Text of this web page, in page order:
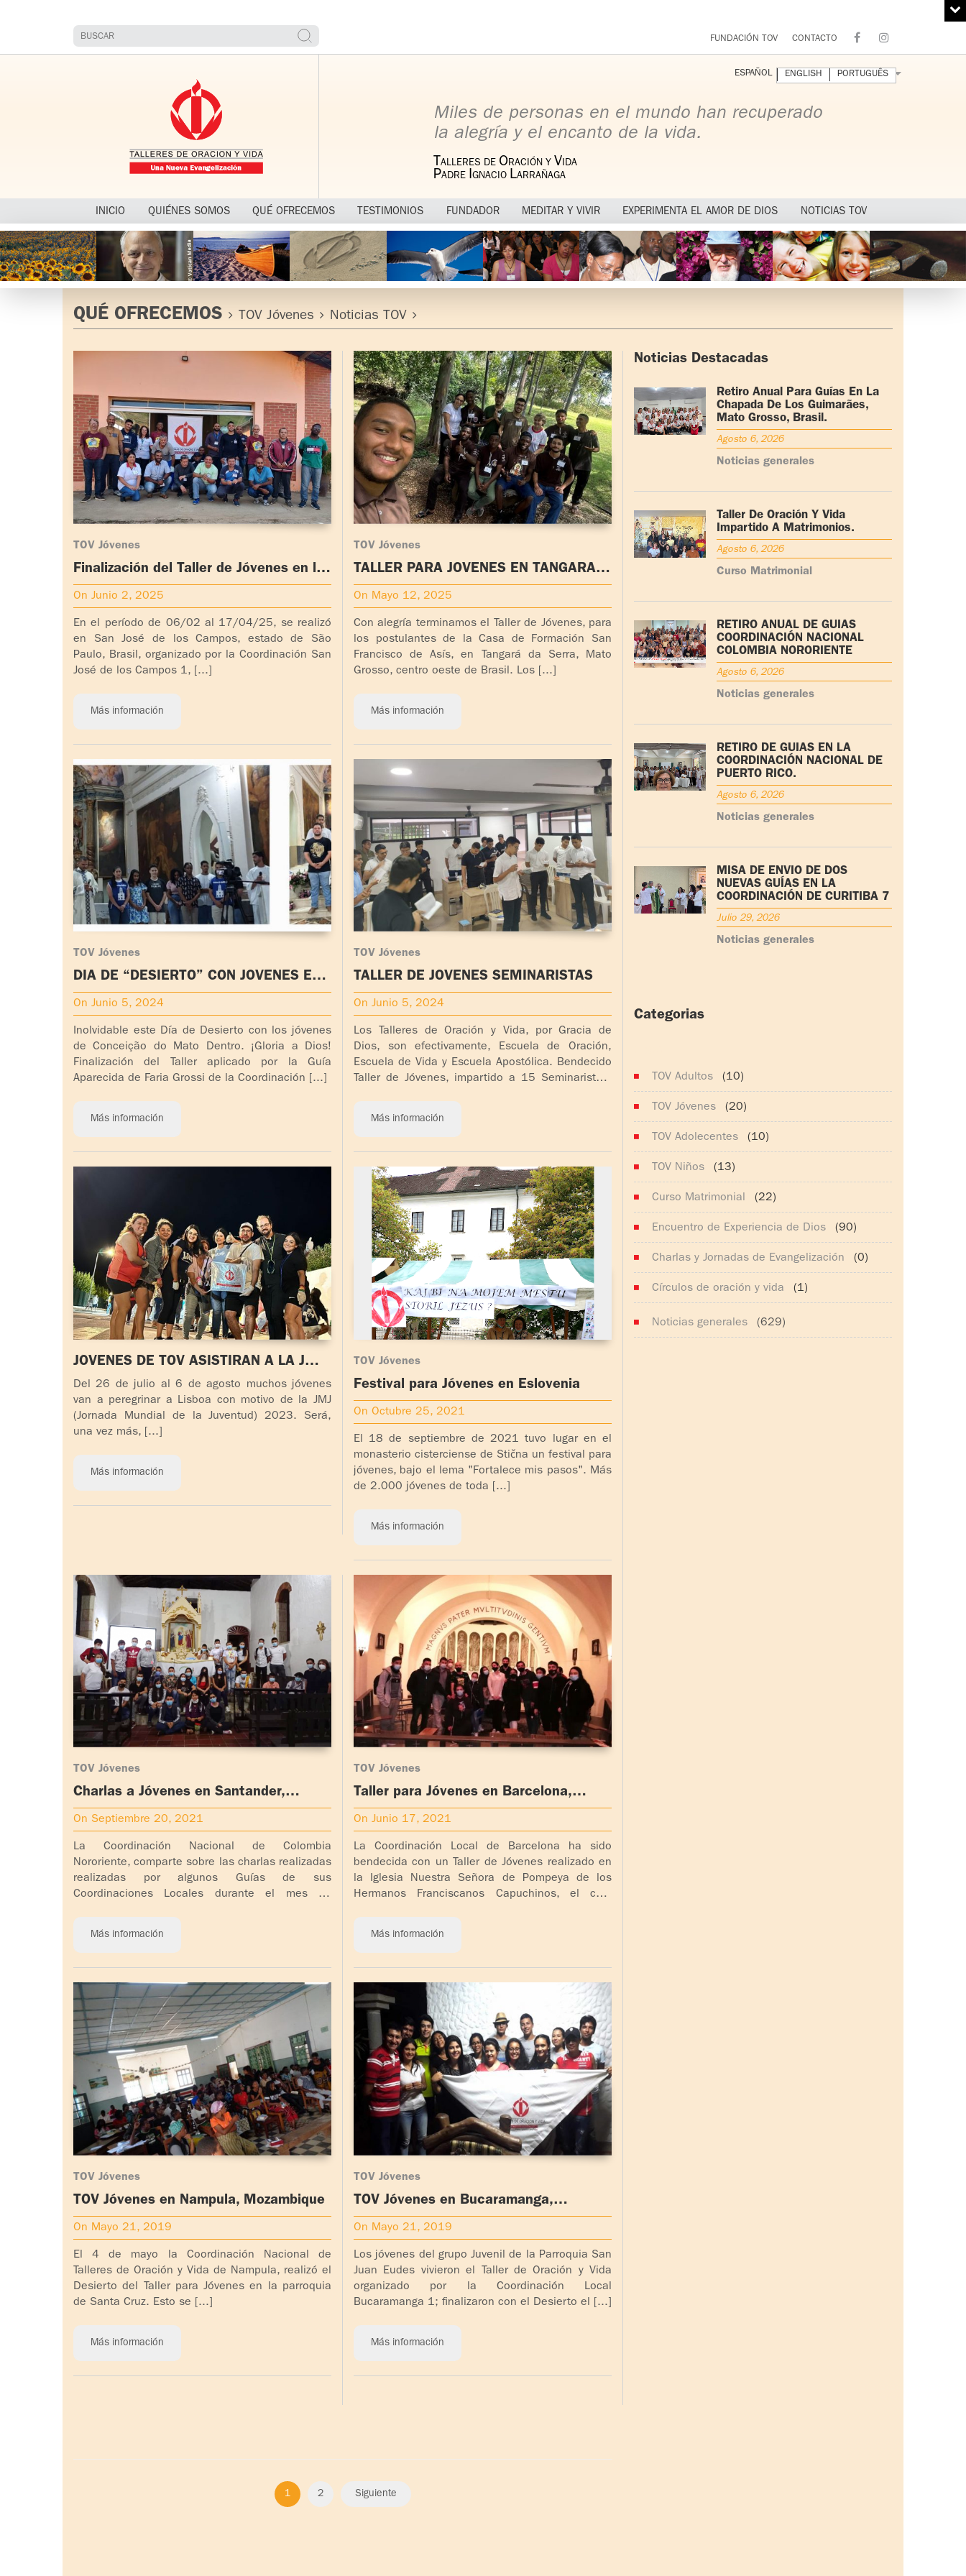
FUNDACIÓN TOV CONTACTO
Miles de personas en el mundo han recuperado
la alegría y el encanto de la vida.
T ALLERES DE ORACIÓN Y V IDA
PADRE IGNACIO LARRAÑAGA
INICIO QUIÉNES SOMOS QUÉ OFRECEMOS TESTIMONIOS FUNDADOR MEDITAR Y VIVIR EXPERIMENTA EL AMOR DE DIOS NOTICIAS TOV
ESPAÑOL ENGLISH PORTUGUÊS
QUÉ OFRECEMOS TOV Jóvenes Noticias TOV
TOV Jóvenes
Finalización del Taller de Jóvenes en la
Comunidad "Alianza de Misericordia".
Brasil.
On Junio 2, 2025
En el período de 06/02 al 17/04/25, se realizó
en San José de los Campos, estado de São
Paulo, Brasil, organizado por la Coordinación San
José de los Campos 1, [...]
Más información
TOV Jóvenes
TALLER PARA JÓVENES EN TANGARÁ
DA SERRA, MATO GROSSO, BRASIL
On Mayo 12, 2025
Con alegría terminamos el Taller de Jóvenes, para
los postulantes de la Casa de Formación San
Francisco de Asís, en Tangará da Serra, Mato
Grosso, centro oeste de Brasil. Los [...]
Más información
TOV Jóvenes
DIA DE “DESIERTO” CON JOVENES EN
BRASIL
On Junio 5, 2024
Inolvidable este Día de Desierto con los jóvenes
de Conceição do Mato Dentro. ¡Gloria a Dios!
Finalización del Taller aplicado por la Guía
Aparecida de Faria Grossi de la Coordinación [...]
Más información
TOV Jóvenes
TALLER DE JÓVENES SEMINARISTAS
On Junio 5, 2024
Los Talleres de Oración y Vida, por Gracia de
Dios, son efectivamente, Escuela de Oración,
Escuela de Vida y Escuela Apostólica. Bendecido
Taller de Jóvenes, impartido a 15 Seminaristas.
Más información
JÓVENES DE TOV ASISTIRÁN A LA JMJ
2023 EN LISBOA (PORTUGAL)
Del 26 de julio al 6 de agosto muchos jóvenes
van a peregrinar a Lisboa con motivo de la JMJ
(Jornada Mundial de la Juventud) 2023. Será,
una vez más, [...]
Más información
TOV Jóvenes
Festival para Jóvenes en Eslovenia
On Octubre 25, 2021
El 18 de septiembre de 2021 tuvo lugar en el
monasterio cisterciense de Stična un festival para
jóvenes, bajo el lema "Fortalece mis pasos". Más
de 2.000 jóvenes de toda [...]
Más información
TOV Jóvenes
Charlas a Jóvenes en Santander,
Colombia
On Septiembre 20, 2021
La Coordinación Nacional de Colombia
Nororiente, comparte sobre las charlas realizadas
realizadas por algunos Guías de sus
Coordinaciones Locales durante el mes de
Más información
TOV Jóvenes
Taller para Jóvenes en Barcelona,
España
On Junio 17, 2021
La Coordinación Local de Barcelona ha sido
bendecida con un Taller de Jóvenes realizado en
la Iglesia Nuestra Señora de Pompeya de los
Hermanos Franciscanos Capuchinos, el cual
Más información
TOV Jóvenes
TOV Jóvenes en Nampula, Mozambique
On Mayo 21, 2019
El 4 de mayo la Coordinación Nacional de
Talleres de Oración y Vida de Nampula, realizó el
Desierto del Taller para Jóvenes en la parroquia
de Santa Cruz. Esto se [...]
Más información
TOV Jóvenes
TOV Jóvenes en Bucaramanga,
Colombia
On Mayo 21, 2019
Los jóvenes del grupo Juvenil de la Parroquia San
Juan Eudes vivieron el Taller de Oración y Vida
organizado por la Coordinación Local
Bucaramanga 1; finalizaron con el Desierto el [...]
Más información
1 2 Siguiente
Noticias Destacadas
Retiro Anual Para Guías En La
Chapada De Los Guimarães,
Mato Grosso, Brasil.
Agosto 6, 2026
Noticias generales
Taller De Oración Y Vida
Impartido A Matrimonios.
Agosto 6, 2026
Curso Matrimonial
RETIRO ANUAL DE GUÍAS
COORDINACIÓN NACIONAL
COLOMBIA NORORIENTE
Agosto 6, 2026
Noticias generales
RETIRO DE GUÍAS EN LA
COORDINACIÓN NACIONAL DE
PUERTO RICO.
Agosto 6, 2026
Noticias generales
MISA DE ENVÍO DE DOS
NUEVAS GUÍAS EN LA
COORDINACIÓN DE CURITIBA 7
Julio 29, 2026
Noticias generales
Categorias
TOV Adultos (10)
TOV Adolecentes (10)
TOV Niños (13)
Curso Matrimonial (22)
TOV Jóvenes (20)
Encuentro de Experiencia de Dios (90)
Charlas y Jornadas de Evangelización (0)
Círculos de oración y vida (1)
Noticias generales (629)